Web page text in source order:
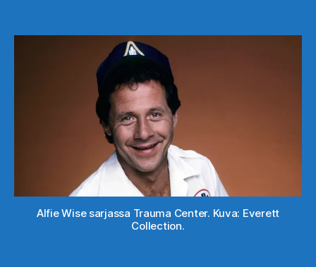
Alfie Wise sarjassa Trauma Center. Kuva: Everett
Collection.